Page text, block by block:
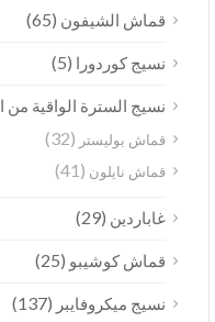
قماش الشيفون(65)
نسيج كوردورا(5)
نسيج السترة الواقية من
قماش بوليستر(32)
قماش نايلون(41)
غاباردين(29)
قماش كوشيبو(25)
نسيج ميكروفايبر(137)